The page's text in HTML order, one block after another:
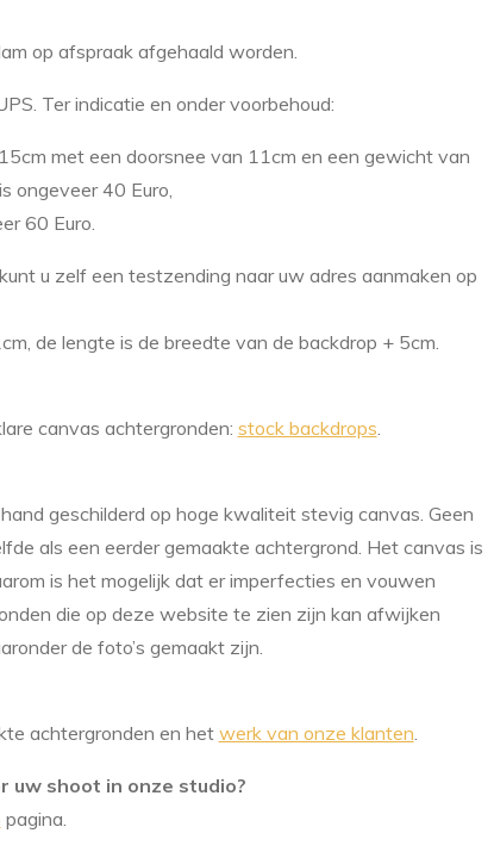
op afspraak afgehaald worden.
Ter indicatie en onder voorbehoud:
met een doorsnee van 11cm en een gewicht van
ongeveer 40 Euro,
60 Euro.
u zelf een testzending naar uw adres aanmaken op
de lengte is de breedte van de backdrop + 5cm.
canvas achtergronden: stock backdrops.
geschilderd op hoge kwaliteit stevig canvas. Geen
als een eerder gemaakte achtergrond. Het canvas is
is het mogelijk dat er imperfecties en vouwen
die op deze website te zien zijn kan afwijken
de foto’s gemaakt zijn.
achtergronden en het werk van onze klanten.
uw shoot in onze studio?
pagina.